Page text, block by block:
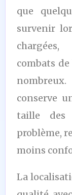
que
survenir
combats
conserve
taille des
problème,
moins
La